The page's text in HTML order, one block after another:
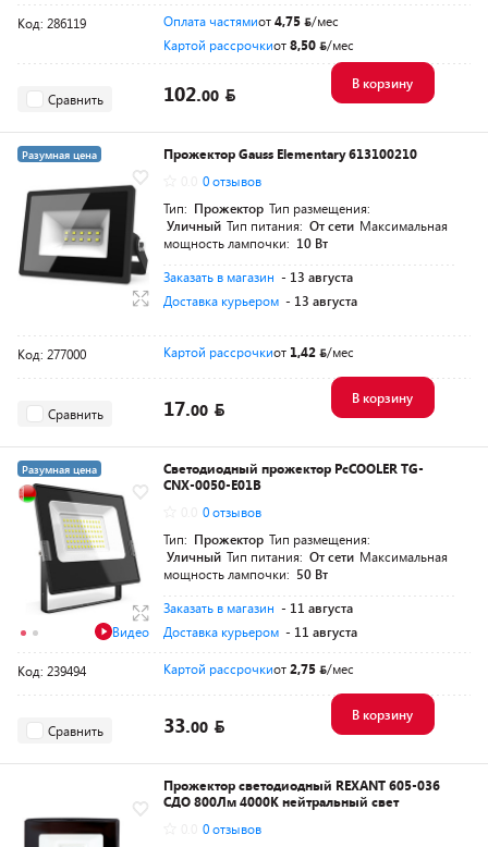
Код: 286119 Оплата частямиот4,75
/мес
Картой рассрочкиот8,50 /мес
Сравнить 102.00
В корзину
Разумная цена
Прожектор Gauss Elementary 613100210
0 отзывов
Тип: Прожектор Тип размещения:
Уличный Тип питания: От сети Максимальная
мощность лампочки: 10 Вт
Заказать в магазин - 13 августа
Доставка курьером - 13 августа
Код: 277000 Картой рассрочкиот 1,42 /мес
Сравнить 17.00
В корзину
Разумная цена
Видео
Светодиодный прожектор PcCOOLER TG-
CNX-0050-E01B
0 отзывов
Тип: Прожектор Тип размещения:
Уличный Тип питания: От сети Максимальная
мощность лампочки: 50 Вт
Заказать в магазин - 11 августа
Доставка курьером - 11 августа
Код: 239494 Картой рассрочкиот2,75 /мес
Сравнить 33.00
В корзину
Прожектор светодиодный REXANT 605-036
СДО 800Лм 4000K нейтральный свет
0 отзывов